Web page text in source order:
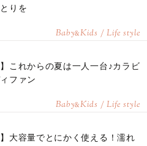
りを
Baby&Kids / Life style
】これからの夏は一人一台♪カラビ
ファン
Baby&Kids / Life style
】大容量でとにかく使える！濡れ